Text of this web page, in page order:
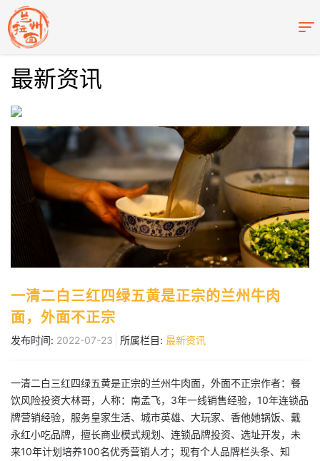
最新资讯
一清二白三红四绿五黄是正宗的兰州牛肉
面，外面不正宗
发布时间: 2022-07-23 所属栏目: 最新资讯
一清二白三红四绿五黄是正宗的兰州牛肉面，外面不正宗作者：餐
饮风险投资大林哥，人称：南孟飞，3年一线销售经验，10年连锁品
牌营销经验，服务皇家生活、城市英雄、大玩家、香他她锅饭、戴
永红小吃品牌，擅长商业模式规划、连锁品牌投资、选址开发，未
来10年计划培养100名优秀营销人才；现有个人品牌栏头条、知